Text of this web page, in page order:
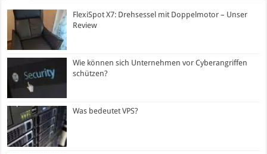
FlexiSpot X7: Drehsessel mit Doppelmotor – Unser
Review
Wie können sich Unternehmen vor Cyberangriffen
schützen?
Was bedeutet VPS?